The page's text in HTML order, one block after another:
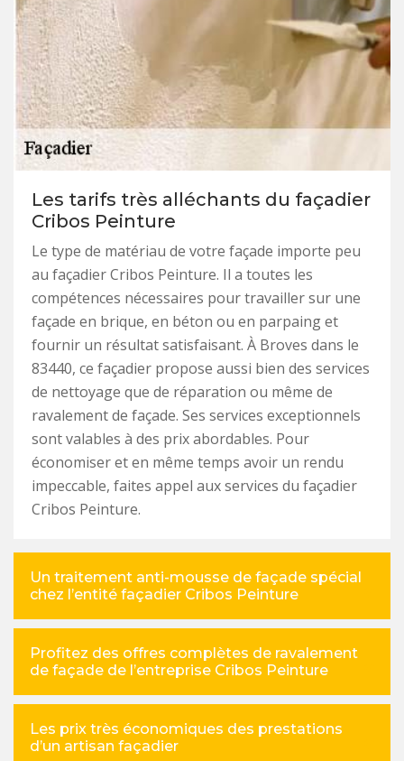
Les tarifs très alléchants du façadier
Cribos Peinture
Le type de matériau de votre façade importe peu
au façadier Cribos Peinture. Il a toutes les
compétences nécessaires pour travailler sur une
façade en brique, en béton ou en parpaing et
fournir un résultat satisfaisant. À Broves dans le
83440, ce façadier propose aussi bien des services
de nettoyage que de réparation ou même de
ravalement de façade. Ses services exceptionnels
sont valables à des prix abordables. Pour
économiser et en même temps avoir un rendu
impeccable, faites appel aux services du façadier
Cribos Peinture.
Un traitement anti-mousse de façade spécial
chez l’entité façadier Cribos Peinture
Profitez des offres complètes de ravalement
de façade de l’entreprise Cribos Peinture
Les prix très économiques des prestations
d’un artisan façadier